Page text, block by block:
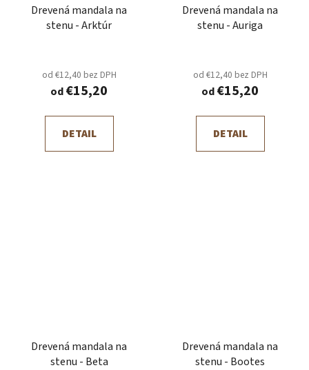
Drevená mandala na
stenu - Arktúr
od €12,40 bez DPH
od€15,20
DETAIL
Drevená mandala na
stenu - Auriga
od €12,40 bez DPH
od€15,20
DETAIL
Drevená mandala na
stenu - Beta
Drevená mandala na
stenu - Bootes